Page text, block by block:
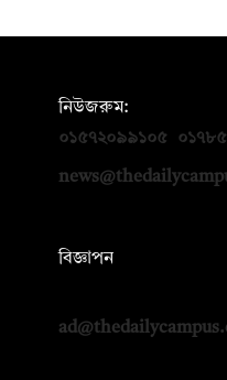
নিউজরুম:
০১৫৭২০৯৯১০৫
বিজ্ঞাপন